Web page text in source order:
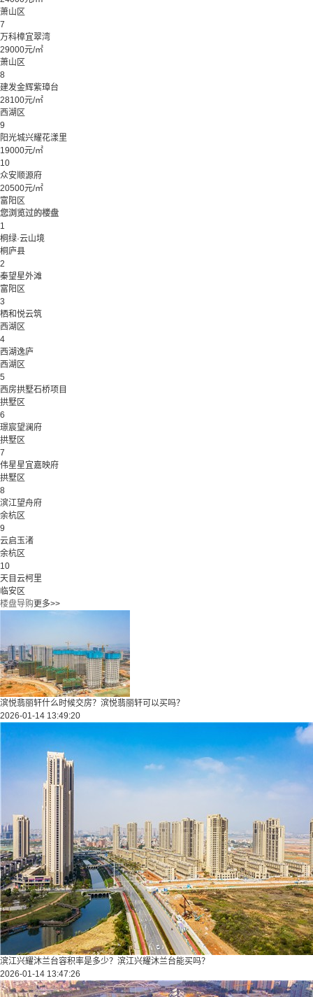
萧山区
7
万科樟宜翠湾
29000元/㎡
萧山区
8
建发金辉紫璋台
28100元/㎡
西湖区
9
阳光城兴耀花漾里
19000元/㎡
10
众安顺源府
20500元/㎡
富阳区
您浏览过的楼盘
1
桐绿·云山境
桐庐县
2
秦望星外滩
富阳区
3
栖和悦云筑
西湖区
4
西湖逸庐
西湖区
5
西房拱墅石桥项目
拱墅区
6
璟宸望澜府
拱墅区
7
伟星星宜嘉映府
拱墅区
8
滨江望舟府
余杭区
9
云启玉渚
余杭区
10
天目云柯里
临安区
楼盘导购更多>>
滨悦翡丽轩什么时候交房？滨悦翡丽轩可以买吗？
2026-01-14 13:49:20
滨江兴耀沐兰台容积率是多少？滨江兴耀沐兰台能买吗？
2026-01-14 13:47:26